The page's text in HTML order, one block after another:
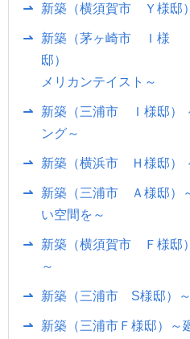
新築（横須賀市 Ｙ様
新築（茅ヶ崎市 Ｉ様
邸） ～大
メリカンテイスト～
新築（三浦市 Ｉ様邸）
ング～
新築（横浜市 Ｈ様邸）
新築（三浦市 Ａ様邸）
い空間を～
新築（横須賀市 Ｆ様邸
～
新築（三浦市 S様邸）
新築（三浦市Ｆ様邸）～